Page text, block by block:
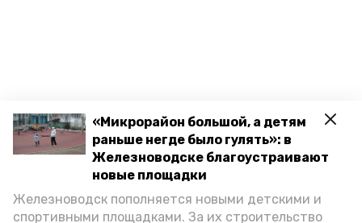
«Микрорайон большой, а детям
раньше негде было гулять»: в
Железноводске благоустраивают
новые площадки
Железноводск пополняется новыми детскими и
спортивными площадками. За их строительство